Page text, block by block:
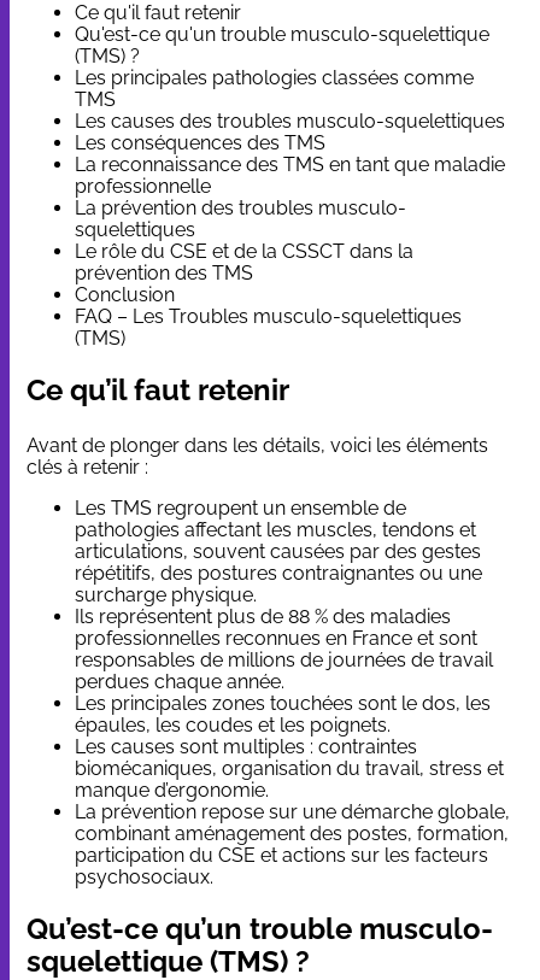
Ce qu'il faut retenir
Qu'est-ce qu'un trouble musculo-squelettique
(TMS) ?
Les principales pathologies classées comme
TMS
Les causes des troubles musculo-squelettiques
Les conséquences des TMS
La reconnaissance des TMS en tant que maladie
professionnelle
La prévention des troubles musculo-
squelettiques
Le rôle du CSE et de la CSSCT dans la
prévention des TMS
Conclusion
FAQ – Les Troubles musculo-squelettiques
(TMS)
Ce qu’il faut retenir
Avant de plonger dans les détails, voici les éléments
clés à retenir :
Les TMS regroupent un ensemble de
pathologies affectant les muscles, tendons et
articulations, souvent causées par des gestes
répétitifs, des postures contraignantes ou une
surcharge physique.
Ils représentent plus de 88 % des maladies
professionnelles reconnues en France et sont
responsables de millions de journées de travail
perdues chaque année.
Les principales zones touchées sont le dos, les
épaules, les coudes et les poignets.
Les causes sont multiples : contraintes
biomécaniques, organisation du travail, stress et
manque d’ergonomie.
La prévention repose sur une démarche globale,
combinant aménagement des postes, formation,
participation du CSE et actions sur les facteurs
psychosociaux.
Qu’est-ce qu’un trouble musculo-
squelettique (TMS) ?